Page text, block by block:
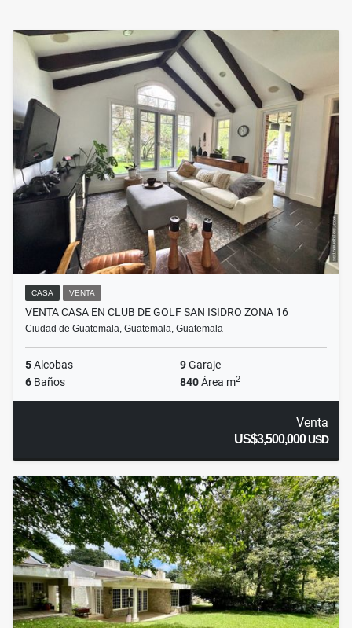
CASA VENTA
VENTA CASA EN CLUB DE GOLF SAN ISIDRO ZONA 16
Ciudad de Guatemala, Guatemala, Guatemala
5Alcobas 9Garaje
6 Baños 840Área m2
Venta
US$3,500,000USD